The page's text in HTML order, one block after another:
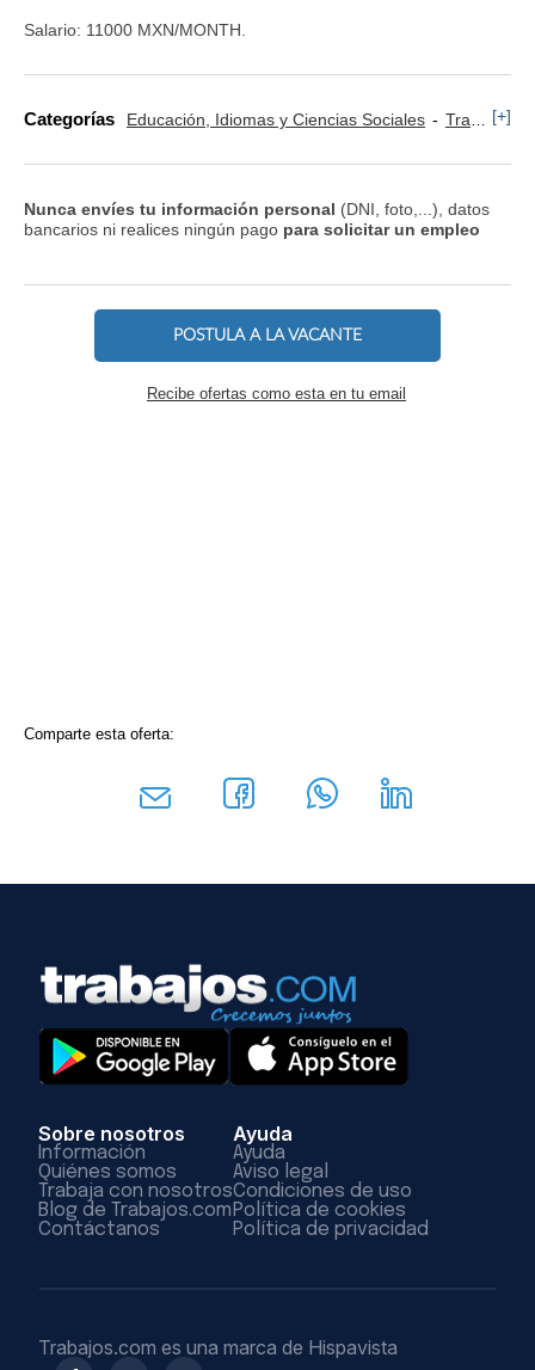
Salario: 11000 MXN/MONTH.
Categorías Educación, Idiomas y Ciencias Sociales Traducción e Idiomas [+]
Nunca envíes tu información personal (DNI, foto,...), datos
bancarios ni realices ningún pago para solicitar un empleo
POSTULA A LA VACANTE
Recibe ofertas como esta en tu email
Comparte esta oferta:
Sobre nosotros
Información
Quiénes somos
Trabaja con nosotros
Blog de Trabajos.com
Contáctanos
Ayuda
Ayuda
Aviso legal
Condiciones de uso
Política de cookies
Política de privacidad
Trabajos.com es una marca de Hispavista